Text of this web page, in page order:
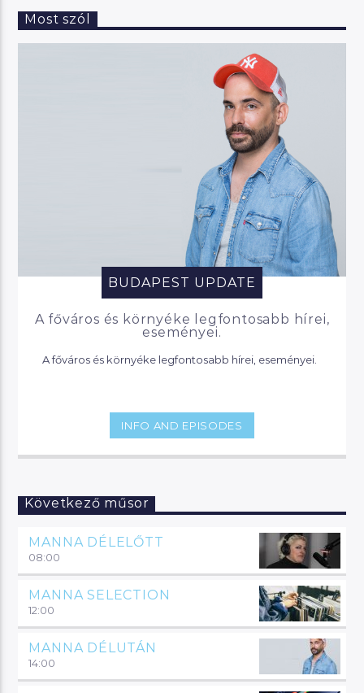
Most szól
BUDAPEST UPDATE
A főváros és környéke legfontosabb hírei,
eseményei.
INFO AND EPISODES
Következő műsor
MANNA DÉLELŐTT
08:00
MANNA SELECTION
12:00
MANNA DÉLUTÁN
14:00